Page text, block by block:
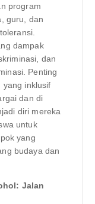
program
guru, dan
dampak
dan
Penting
yang inklusif
dan di
diri mereka
untuk
yang
budaya dan
Jalan